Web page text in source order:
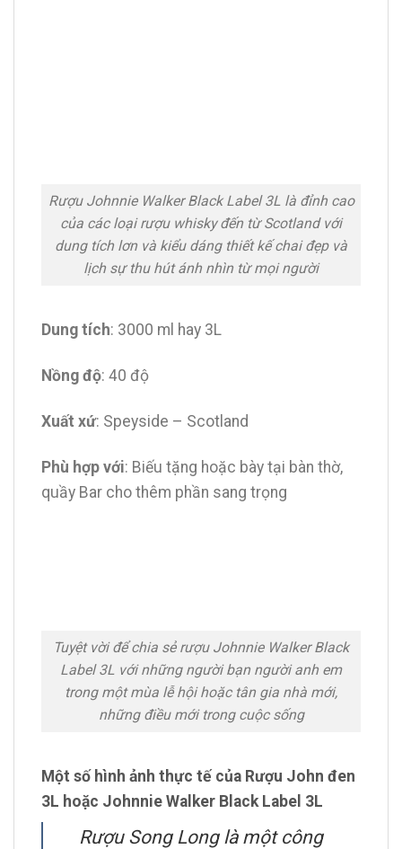
Rượu Johnnie Walker Black Label 3L là đỉnh cao
của các loại rượu whisky đến từ Scotland với
dung tích lơn và kiểu dáng thiết kế chai đẹp và
lịch sự thu hút ánh nhìn từ mọi người
Dung tích: 3000 ml hay 3L
Nồng độ: 40 độ
Xuất xứ: Speyside – Scotland
Phù hợp với: Biếu tặng hoặc bày tại bàn thờ,
quầy Bar cho thêm phần sang trọng
Tuyệt vời để chia sẻ rượu Johnnie Walker Black
Label 3L với những người bạn người anh em
trong một mùa lễ hội hoặc tân gia nhà mới,
những điều mới trong cuộc sống
Một số hình ảnh thực tế của Rượu John đen
3L hoặc Johnnie Walker Black Label 3L
Rượu Song Long là một công